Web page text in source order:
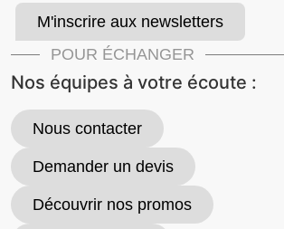
POUR ÉCHANGER
Nos équipes à votre écoute :
Nous contacter
Demander un devis
Découvrir nos promos